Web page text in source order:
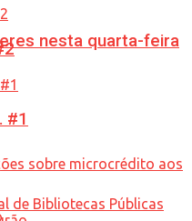
nesta quarta-feira
#1